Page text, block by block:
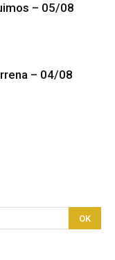
– 05/08
– 04/08